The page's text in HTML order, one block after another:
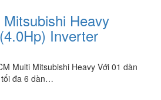
Heavy
Inverter
Multi Mitsubishi Heavy Với 01 dàn
tối đa 6 dàn…